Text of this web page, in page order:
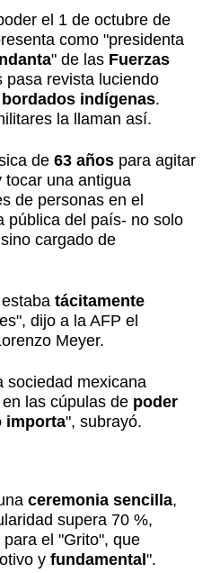
el 1 de octubre de
como "presidenta
" de las Fuerzas
pasa revista luciendo
bordados indígenas.
la llaman así.
de 63 años para agitar
tocar una antigua
de personas en el
pública del país- no solo
cargado de
tácitamente
dijo a la AFP el
Meyer.
sociedad mexicana
las cúpulas de poder
importa", subrayó.
ceremonia sencilla,
supera 70 %,
el "Grito", que
y fundamental ".